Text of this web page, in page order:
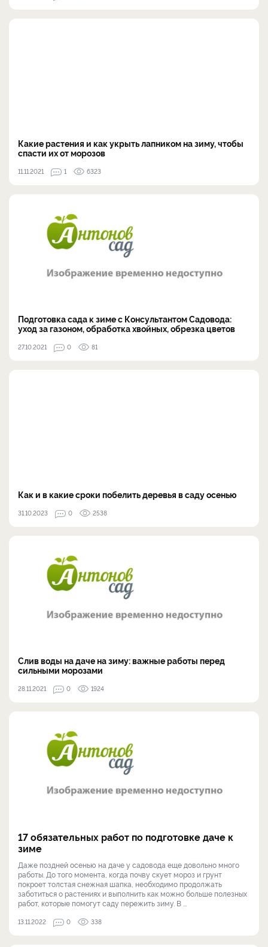
Какие растения и как укрыть лапником на зиму, чтобы
спасти их от морозов
11.11.2021 1 6323
Подготовка сада к зиме с Консультантом Садовода:
уход за газоном, обработка хвойных, обрезка цветов
27.10.2021 0 81
Как и в какие сроки побелить деревья в саду осенью
31.10.2023 0 2538
Слив воды на даче на зиму: важные работы перед
сильными морозами
28.11.2021 0 1924
17 обязательных работ по подготовке даче к
зиме
Даже поздней осенью на даче у садовода еще довольно много
работы. До того момента, когда почву скует мороз и грунт
покроет толстая снежная шапка, необходимо продолжать
заботиться о растениях и выполнить как можно больше полезных
работ, которые помогут саду пережить зиму. В ...
13.11.2022 0 338